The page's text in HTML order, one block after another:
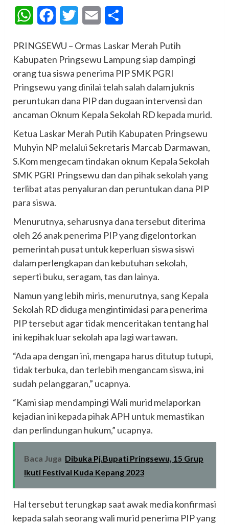
WhatsAppFacebookTwitter Email
PRINGSEWU – Ormas Laskar Merah Putih
Kabupaten Pringsewu Lampung siap dampingi
orang tua siswa penerima PIP SMK PGRI
Pringsewu yang dinilai telah salah dalam juknis
peruntukan dana PIP dan dugaan intervensi dan
ancaman Oknum Kepala Sekolah RD kepada murid.
Ketua Laskar Merah Putih Kabupaten Pringsewu
Muhyin NP melalui Sekretaris Marcab Darmawan,
S.Kom mengecam tindakan oknum Kepala Sekolah
SMK PGRI Pringsewu dan dan pihak sekolah yang
terlibat atas penyaluran dan peruntukan dana PIP
para siswa.
Menurutnya, seharusnya dana tersebut diterima
oleh 26 anak penerima PIP yang digelontorkan
pemerintah pusat untuk keperluan siswa siswi
dalam perlengkapan dan kebutuhan sekolah,
seperti buku, seragam, tas dan lainya.
Namun yang lebih miris, menurutnya, sang Kepala
Sekolah RD diduga mengintimidasi para penerima
PIP tersebut agar tidak menceritakan tentang hal
ini kepihak luar sekolah apa lagi wartawan.
“Ada apa dengan ini, mengapa harus ditutup tutupi,
tidak terbuka, dan terlebih mengancam siswa, ini
sudah pelanggaran,” ucapnya.
“Kami siap mendampingi Wali murid melaporkan
kejadian ini kepada pihak APH untuk memastikan
dan perlindungan hukum,” ucapnya.
Baca Juga Dibuka Pj.Bupati Pringsewu, 15 Grup
Ikuti Festival Kuda Kepang 2023
Hal tersebut terungkap saat awak media konfirmasi
kepada salah seorang wali murid penerima PIP yang